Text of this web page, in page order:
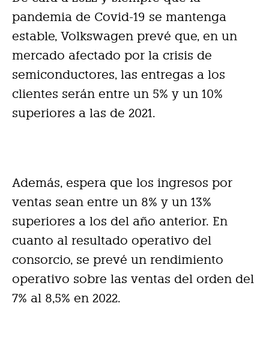
pandemia de Covid-19 se mantenga
estable, Volkswagen prevé que, en un
mercado afectado por la crisis de
semiconductores, las entregas a los
clientes serán entre un 5% y un 10%
superiores a las de 2021.
Además, espera que los ingresos por
ventas sean entre un 8% y un 13%
superiores a los del año anterior. En
cuanto al resultado operativo del
consorcio, se prevé un rendimiento
operativo sobre las ventas del orden del
7% al 8,5% en 2022.